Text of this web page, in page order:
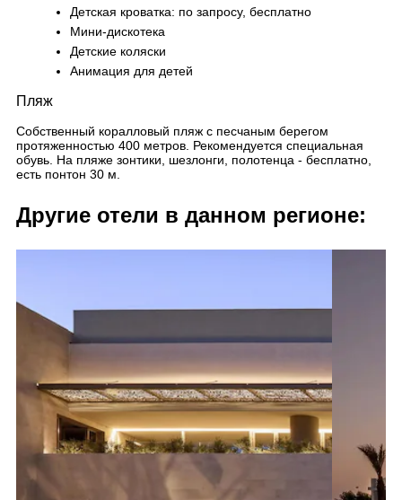
Детская кроватка: по запросу, бесплатно
Мини-дискотека
Детские коляски
Анимация для детей
Пляж
Собственный коралловый пляж с песчаным берегом
протяженностью 400 метров. Рекомендуется специальная
обувь. На пляже зонтики, шезлонги, полотенца - бесплатно,
есть понтон 30 м.
Другие отели в данном регионе: